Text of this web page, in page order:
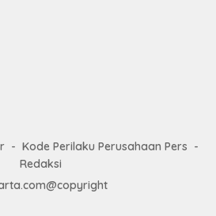
Kode Perilaku Perusahaan Pers
Redaksi